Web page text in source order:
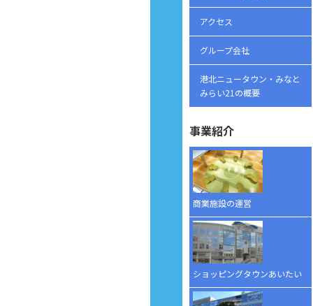
アクセス
グループ会社
港北ニュータウン・みなと
みらい21の概要
事業紹介
商業施設の運営
ショッピングタウンあいたい